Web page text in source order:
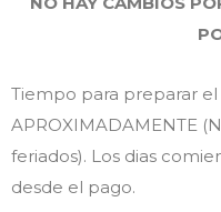
Tiempo para preparar el
APROXIMADAMENTE
feriados). Los dias
desde el pago.